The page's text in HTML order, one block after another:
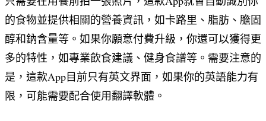
的食物並提供相關的營養資訊，如卡路里、脂肪、膽固
醇和鈉含量等。如果你願意付費升級，你還可以獲得更
多的特性，如專業飲食建議、健身食譜等。需要注意的
是，這款App目前只有英文界面，如果你的英語能力有
限，可能需要配合使用翻譯軟體。